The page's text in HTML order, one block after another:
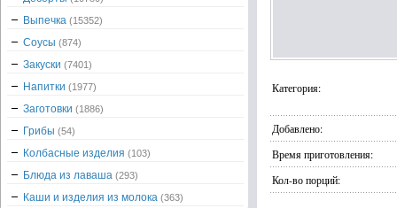
Категория:
Добавлено:
Время приготовления:
Кол-во порций:
Выпечка (15352)
Соусы (874)
Закуски (7401)
Напитки (1977)
Заготовки (1886)
Грибы (54)
Колбасные изделия (103)
Блюда из лаваша (293)
Каши и изделия из молока (363)